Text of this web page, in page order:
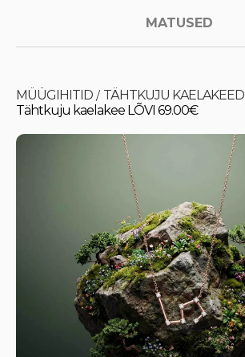
MATUSED
MÜÜGIHITID / TÄHTKUJU KAELAKEED
Tähtkuju kaelakee LÕVI 69.00€